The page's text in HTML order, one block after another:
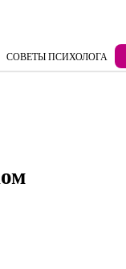
СОВЕТЫ ПСИХОЛОГА